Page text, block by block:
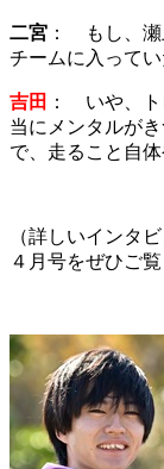
二宮 ： もし、瀬
チームに入って
吉田 ： いや、ト
当にメンタルが
で、走ること自
（詳しいインタ
４月号をぜひご覧